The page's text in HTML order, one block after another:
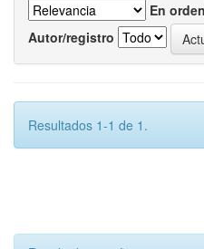
En orden
Autor/registro
Resultados 1-1 de 1.